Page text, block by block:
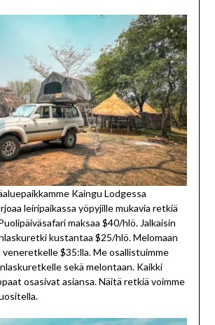
Kaingu Lodgessa
leiripaikassa yöpyjille mukavia retkiä
maksaa $40/hlö. Jalkaisin
kustantaa $25/hlö. Melomaan
veneretkelle $35:lla. Me osallistuimme
sekä melontaan. Kaikki
osasivat asiansa. Näitä retkiä voimme